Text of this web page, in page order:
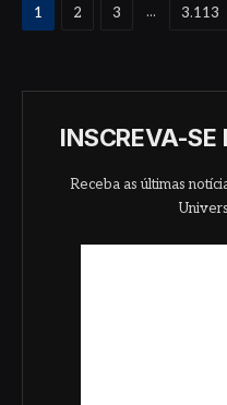
1 2 3 ... 3.113
INSCREVA-SE
Receba as últimas